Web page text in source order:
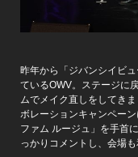
昨年から「ジバンシイビ
ているOWV。ステージに
ムでメイク直しをしてき
ボレーションキャンペー
ファム ルージュ」を手首
っかりコメントし、会場も